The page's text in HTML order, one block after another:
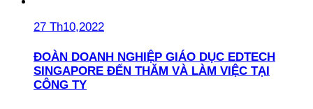
27 Th10,2022
ĐOÀN DOANH NGHIỆP GIÁO DỤC EDTECH
SINGAPORE ĐẾN THĂM VÀ LÀM VIỆC TẠI
CÔNG TY